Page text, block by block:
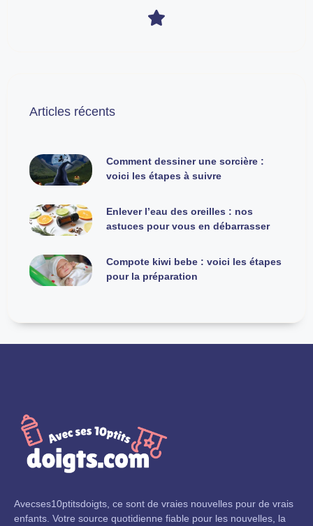
Articles récents
Comment dessiner une sorcière :
voici les étapes à suivre
Enlever l’eau des oreilles : nos
astuces pour vous en débarrasser
Compote kiwi bebe : voici les étapes
pour la préparation
Avecses10ptitsdoigts, ce sont de vraies nouvelles pour de vrais
enfants. Votre source quotidienne fiable pour les nouvelles, la